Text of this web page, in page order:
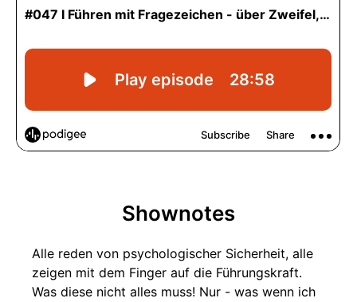
Shownotes
Alle reden von psychologischer Sicherheit, alle
zeigen mit dem Finger auf die Führungskraft.
Was diese nicht alles muss! Nur - was wenn ich